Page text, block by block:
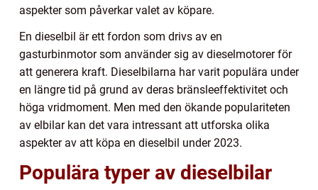
aspekter som påverkar valet av köpare.
En dieselbil är ett fordon som drivs av en
gasturbinmotor som använder sig av dieselmotorer för
att generera kraft. Dieselbilarna har varit populära under
en längre tid på grund av deras bränsleeffektivitet och
höga vridmoment. Men med den ökande populariteten
av elbilar kan det vara intressant att utforska olika
aspekter av att köpa en dieselbil under 2023.
Populära typer av dieselbilar